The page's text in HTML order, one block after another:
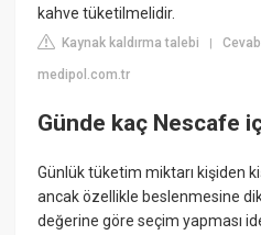
kahve tüketilmelidir.
Kaynak kaldırma talebi |
medipol.com.tr
Günde kaç Nescafe
Günlük tüketim miktarı kişiden
ancak özellikle beslenmesine
değerine göre seçim yapması